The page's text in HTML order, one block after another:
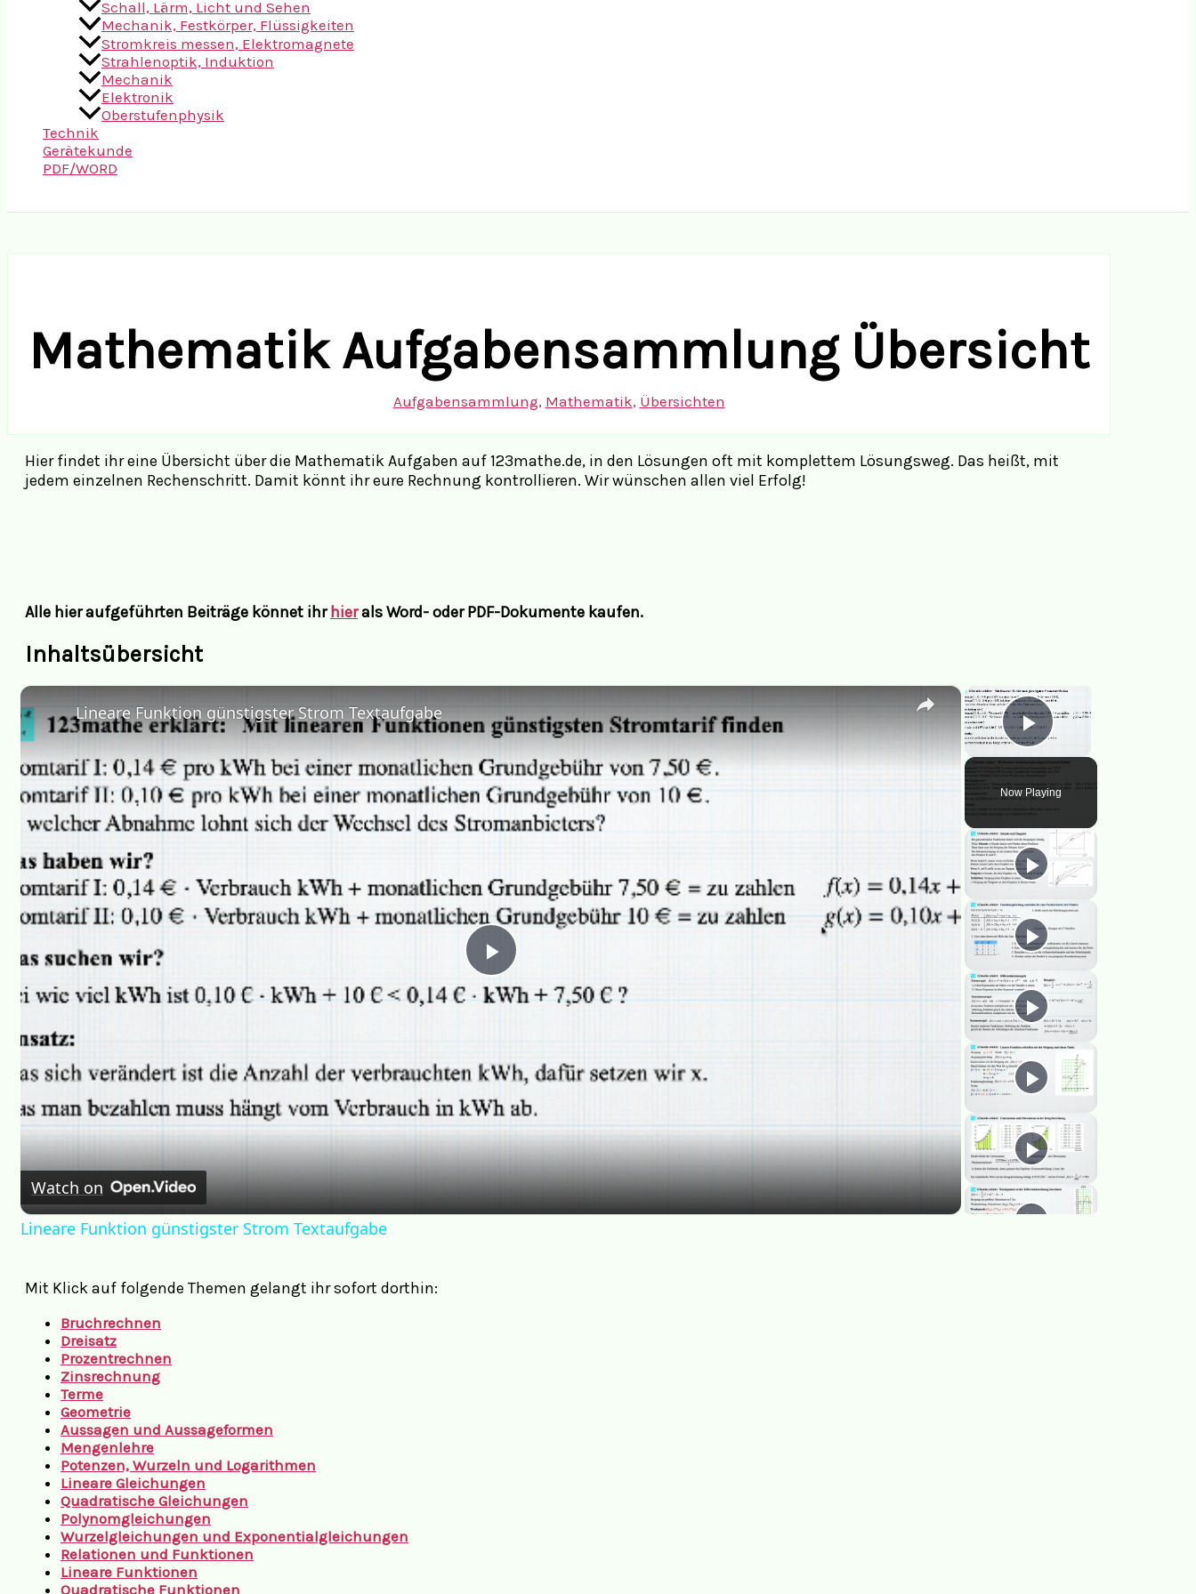
Schall, Lärm, Licht und Sehen
Mechanik, Festkörper, Flüssigkeiten
Stromkreis messen, Elektromagnete
Strahlenoptik, Induktion
Mechanik
Elektronik
Oberstufenphysik
Technik
Gerätekunde
PDF/WORD
Mathematik Aufgabensammlung Übersicht
Aufgabensammlung, Mathematik, Übersichten
Hier findet ihr eine Übersicht über die Mathematik Aufgaben auf 123mathe.de, in den Lösungen oft mit komplettem Lösungsweg. Das heißt, mit
jedem einzelnen Rechenschritt. Damit könnt ihr eure Rechnung kontrollieren. Wir wünschen allen viel Erfolg!
Alle hier aufgeführten Beiträge könnet ihrhierals Word- oder PDF-Dokumente kaufen.
Inhaltsübersicht
Play Video
Now Playing
×
Play
Lineare Funktion günstigster Strom Textaufgabe
Watch on
Lineare Funktion günstigster Strom Textaufgabe
Mit Klick auf folgende Themen gelangt ihr sofort dorthin:
Bruchrechnen
Dreisatz
Prozentrechnen
Zinsrechnung
Terme
Geometrie
Aussagen und Aussageformen
Mengenlehre
Potenzen, Wurzeln und Logarithmen
Lineare Gleichungen
Quadratische Gleichungen
Polynomgleichungen
Wurzelgleichungen und Exponentialgleichungen
Relationen und Funktionen
Lineare Funktionen
Quadratische Funktionen